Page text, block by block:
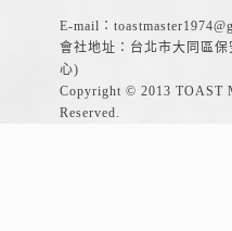
E-mail：
會社地址：台北市大同區
心)
Copyright © 2013 TOAST
Reserved.